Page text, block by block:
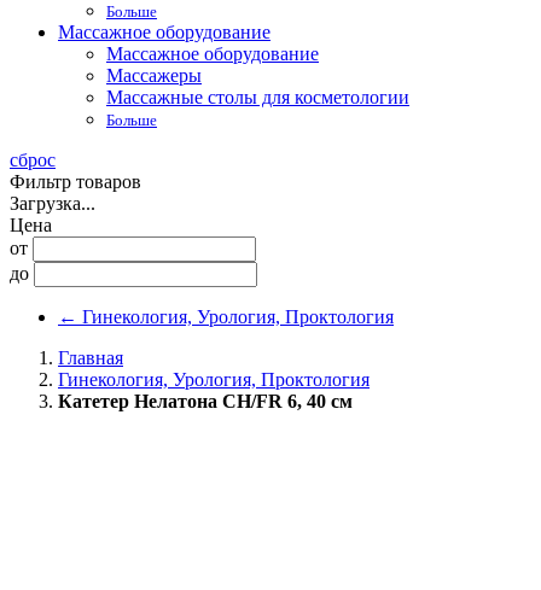
Больше
Массажное оборудование
Массажное оборудование
Массажеры
Массажные столы для косметологии
Больше
сброс
Фильтр товаров
Загрузка...
Цена
от
до
← Гинекология, Урология, Проктология
Главная
Гинекология, Урология, Проктология
Катетер Нелатона CH/FR 6, 40 см